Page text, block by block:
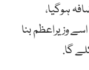
ہوگیا،
وزیراعظم بنا
گا.